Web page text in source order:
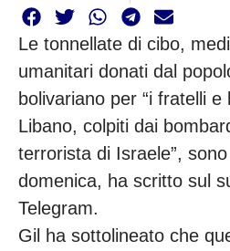
Le tonnellate di cibo,
umanitari donati dal
bolivariano per “i fratelli e
Libano, colpiti dai
terrorista di Israele”,
domenica, ha scritto sul
Telegram.
Gil ha sottolineato che